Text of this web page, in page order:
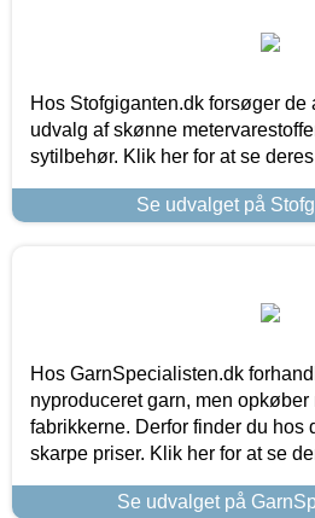
Hos Stofgiganten.dk forsøger de
udvalg af skønne
sytilbehør. Klik her for at se
Se udvalget på
Hos GarnSpecialisten.dk
nyproduceret garn, men opkøber
fabrikkerne. Derfor finder du hos
skarpe priser. Klik her for at se
Se udvalget på